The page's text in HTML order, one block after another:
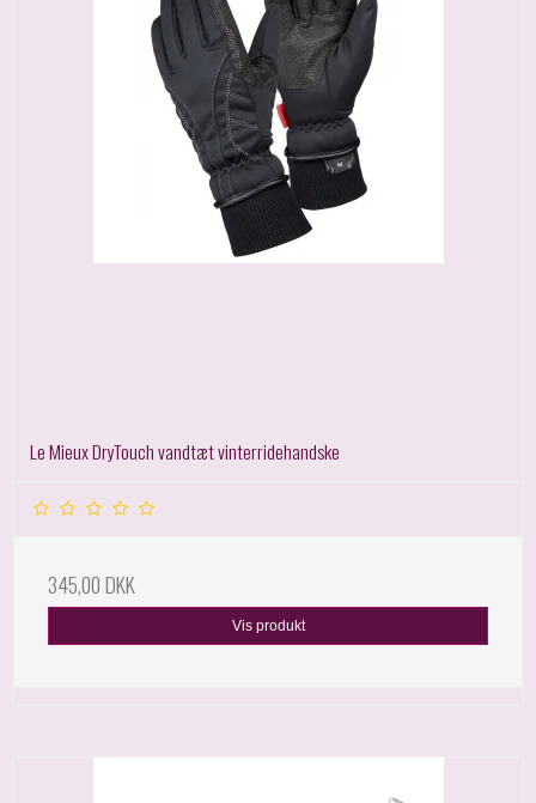
Le Mieux DryTouch vandtæt vinterridehandske
345,00 DKK
Vis produkt